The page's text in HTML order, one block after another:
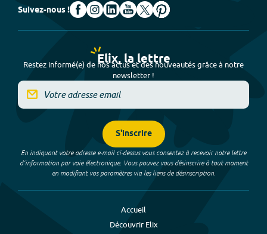
Suivez-nous !
Elix, la lettre
Restez informé(e) de nos actus et des nouveautés grâce à notre
newsletter !
S'inscrire
En indiquant votre adresse e-mail ci-dessus vous consentez à recevoir notre lettre
d’information par voie électronique. Vous pouvez vous désinscrire à tout moment
en modifiant vos paramètres via les liens de désinscription.
Accueil
Découvrir Elix